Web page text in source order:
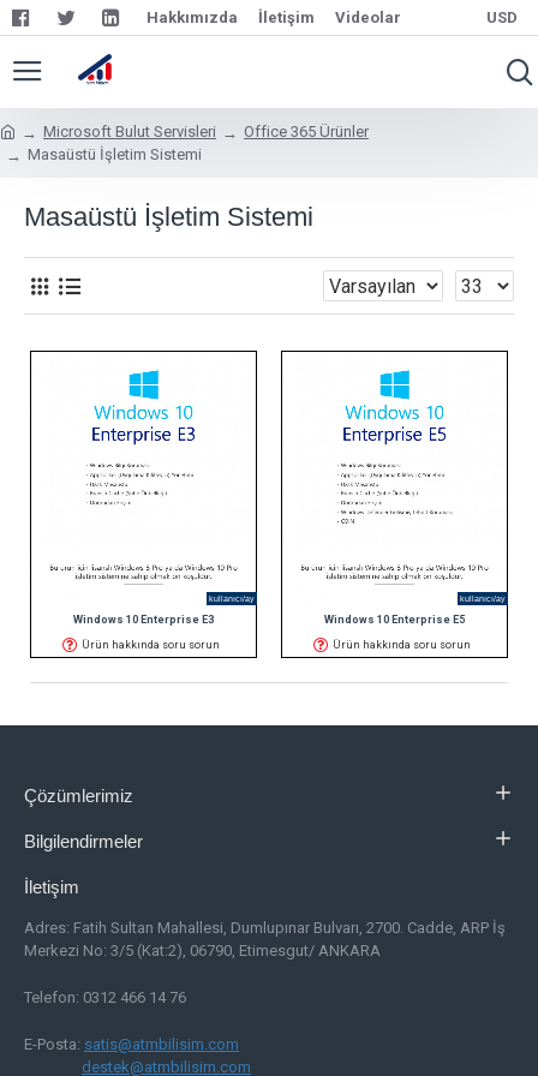
Hakkımızda İletişim Videolar USD
Microsoft Bulut Servisleri
Office 365 Ürünler
Masaüstü İşletim Sistemi
Masaüstü İşletim Sistemi
kullanıcı/ay
Windows 10 Enterprise E3
Ürün hakkında soru sorun
kullanıcı/ay
Windows 10 Enterprise E5
Ürün hakkında soru sorun
Çözümlerimiz
Bilgilendirmeler
İletişim
Adres: Fatih Sultan Mahallesi, Dumlupınar Bulvarı, 2700. Cadde, ARP İş
Merkezi No: 3/5 (Kat:2), 06790, Etimesgut/ ANKARA
Telefon: 0312 466 14 76
E-Posta: satis@atmbilisim.com
destek@atmbilisim.com